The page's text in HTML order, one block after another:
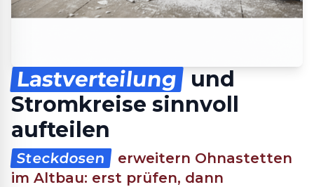
Lastverteilung
und
Stromkreise sinnvoll
aufteilen
Steckdosen
erweitern Ohnastetten
im Altbau: erst prüfen, dann